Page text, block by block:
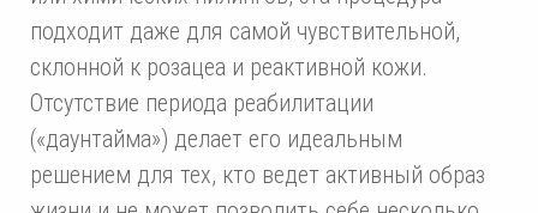
подходит даже для самой чувствительной,
склонной к розацеа и реактивной кожи.
Отсутствие периода реабилитации
(«даунтайма») делает его идеальным
решением для тех, кто ведет активный образ